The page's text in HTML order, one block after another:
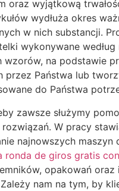
oraz wyjątkową
wydłuża okres
w nich substancji.
wykonywane według
wzorów, na podstawie
przez Państwa lub
do Państwa
zawsze służymy
W pracy
najnowszych maszyn
ronda de giros gratis
opakowań
nam na tym, by